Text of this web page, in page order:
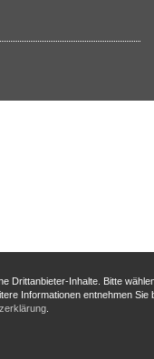
Drittanbieter-Inhalte. Bitte
Informationen entnehmen Sie
.